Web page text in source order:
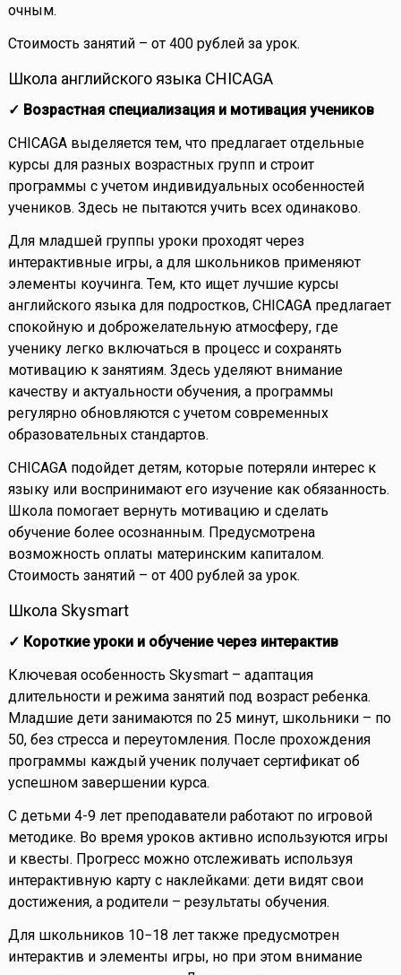
очным.
Стоимость занятий – от 400 рублей за урок.
Школа английского языка CHICAGA
✓ Возрастная специализация и мотивация учеников
CHICAGA выделяется тем, что предлагает отдельные
курсы для разных возрастных групп и строит
программы с учетом индивидуальных особенностей
учеников. Здесь не пытаются учить всех одинаково.
Для младшей группы уроки проходят через
интерактивные игры, а для школьников применяют
элементы коучинга. Тем, кто ищет лучшие курсы
английского языка для подростков, CHICAGA предлагает
спокойную и доброжелательную атмосферу, где
ученику легко включаться в процесс и сохранять
мотивацию к занятиям. Здесь уделяют внимание
качеству и актуальности обучения, а программы
регулярно обновляются с учетом современных
образовательных стандартов.
CHICAGA подойдет детям, которые потеряли интерес к
языку или воспринимают его изучение как обязанность.
Школа помогает вернуть мотивацию и сделать
обучение более осознанным. Предусмотрена
возможность оплаты материнским капиталом.
Стоимость занятий – от 400 рублей за урок.
Школа Skysmart
✓ Короткие уроки и обучение через интерактив
Ключевая особенность Skysmart – адаптация
длительности и режима занятий под возраст ребенка.
Младшие дети занимаются по 25 минут, школьники – по
50, без стресса и переутомления. После прохождения
программы каждый ученик получает сертификат об
успешном завершении курса.
С детьми 4-9 лет преподаватели работают по игровой
методике. Во время уроков активно используются игры
и квесты. Прогресс можно отслеживать используя
интерактивную карту с наклейками: дети видят свои
достижения, а родители – результаты обучения.
Для школьников 10−18 лет также предусмотрен
интерактив и элементы игры, но при этом внимание